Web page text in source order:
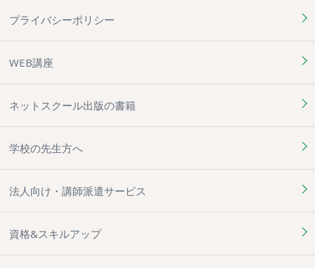
プライバシーポリシー
WEB講座
ネットスクール出版の書籍
学校の先生方へ
法人向け・講師派遣サービス
資格&スキルアップ